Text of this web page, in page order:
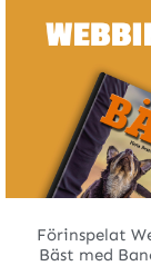
Förinspelat
Bäst med